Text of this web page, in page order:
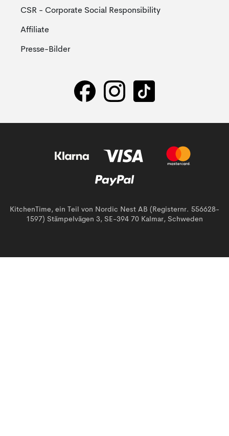
CSR - Corporate Social Responsibility
Affiliate
Presse-Bilder
KitchenTime, ein Teil von Nordic Nest AB (Registernr. 556628-
1597) Stämpelvägen 3, SE-394 70 Kalmar, Schweden